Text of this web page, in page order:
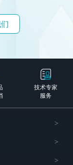
技术专家
服务